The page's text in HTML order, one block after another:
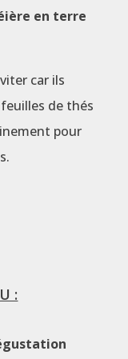
en terre
car ils
de thés
pour
: